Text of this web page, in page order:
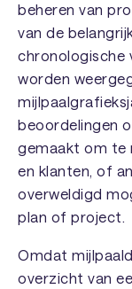
beheren van
van de
chronologische
worden
beoordelingen
gemaakt om te
en klanten, of
overweldigd
plan of project.
Omdat
overzicht van